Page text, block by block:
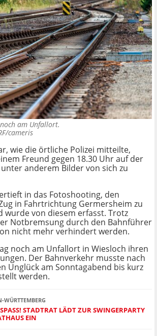
am Unfallort.
cameris
wie die örtliche Polizei mitteilte,
Freund gegen 18.30 Uhr auf der
anderem Bilder von sich zu
in das Fotoshooting, den
in Fahrtrichtung Germersheim zu
wurde von diesem erfasst. Trotz
Notbremsung durch den Bahnführer
nicht mehr verhindert werden.
noch am Unfallort in Wiesloch ihren
Der Bahnverkehr musste nach
Unglück am Sonntagabend bis kurz
werden.
WÜRTTEMBERG
STADTRAT LÄDT ZUR SWINGERPARTY I
EIN